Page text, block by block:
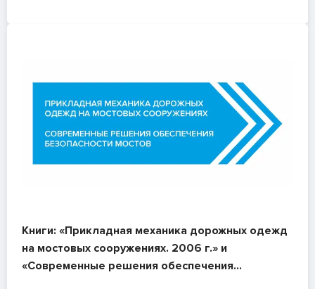
Книги: «Прикладная механика дорожных одежд
на мостовых сооружениях. 2006 г.» и
«Современные решения обеспечения